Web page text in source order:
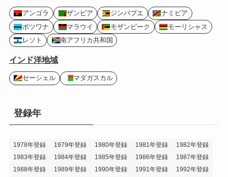
アンゴラ ザンビア ジンバブエ
ナミビア
ボツワナ
マラウイ モザンビーク
モーリシャス
レソト
南アフリカ共和国
インド洋地域
セーシェル マダガスカル
登録年
1978年登録 1979年登録 1980年登録 1981年登録
1982年登録
1983年登録
1984年登録 1985年登録 1986年登録
1987年登録
1988年登録
1989年登録 1990年登録 1991年登録 1992年登録